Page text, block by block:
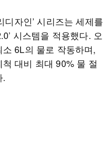
디자인’ 시리즈는 세제를
시스템을 적용했다. 오
6L의 물로 작동하며,
대비 최대 90% 물 절
.